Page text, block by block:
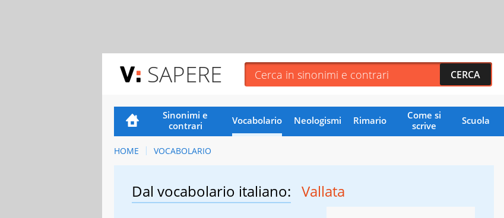
SAPERE
Sinonimi e
contrari
Vocabolario Neologismi Rimario
Come si
scrive
Scuola
HOME VOCABOLARIO
Dal vocabolario italiano: Vallata